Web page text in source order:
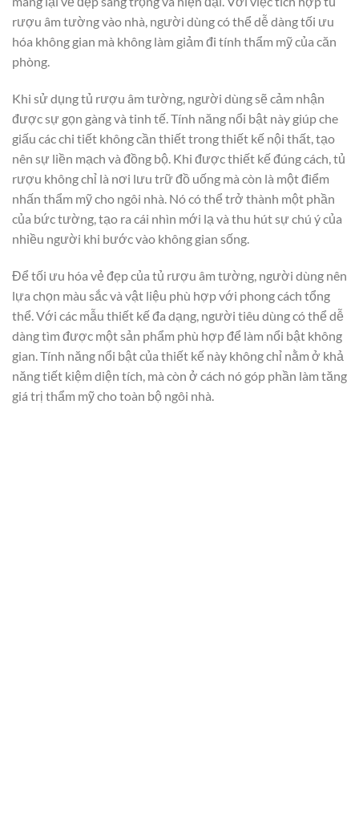
rượu âm tường vào nhà, người dùng có thể dễ dàng tối ưu
hóa không gian mà không làm giảm đi tính thẩm mỹ của căn
phòng.
Khi sử dụng tủ rượu âm tường, người dùng sẽ cảm nhận
được sự gọn gàng và tinh tế. Tính năng nổi bật này giúp che
giấu các chi tiết không cần thiết trong thiết kế nội thất, tạo
nên sự liền mạch và đồng bộ. Khi được thiết kế đúng cách, tủ
rượu không chỉ là nơi lưu trữ đồ uống mà còn là một điểm
nhấn thẩm mỹ cho ngôi nhà. Nó có thể trở thành một phần
của bức tường, tạo ra cái nhìn mới lạ và thu hút sự chú ý của
nhiều người khi bước vào không gian sống.
Để tối ưu hóa vẻ đẹp của tủ rượu âm tường, người dùng nên
lựa chọn màu sắc và vật liệu phù hợp với phong cách tổng
thể. Với các mẫu thiết kế đa dạng, người tiêu dùng có thể dễ
dàng tìm được một sản phẩm phù hợp để làm nổi bật không
gian. Tính năng nổi bật của thiết kế này không chỉ nằm ở khả
năng tiết kiệm diện tích, mà còn ở cách nó góp phần làm tăng
giá trị thẩm mỹ cho toàn bộ ngôi nhà.